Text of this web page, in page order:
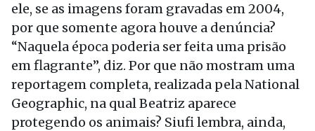
ele, se as imagens foram gravadas em 2004,
por que somente agora houve a denúncia?
“Naquela época poderia ser feita uma prisão
em flagrante”, diz. Por que não mostram uma
reportagem completa, realizada pela National
Geographic, na qual Beatriz aparece
protegendo os animais? Siufi lembra, ainda,